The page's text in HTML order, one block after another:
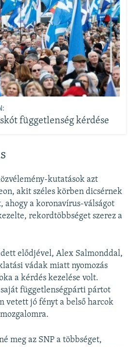
függetlenség kérdése
kutatások azt
akit széles körben dicsérnek
ahogy a koronavírus-válságot
rekordtöbbséget szerez a
elődjével, Alex Salmonddal,
vádak miatt nyomozás
a kérdés kezelése volt.
függetlenségpárti pártot
vetett jó fényt a belső harcok
meg az SNP a többséget,